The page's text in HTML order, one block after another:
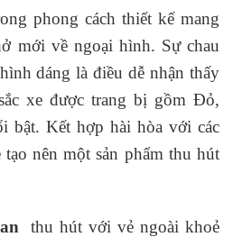
phong cách thiết kế mang
mới về ngoại hình. Sự chau
dáng là điều dễ nhận thấy
xe được trang bị gồm Đỏ,
bật. Kết hợp hài hòa với các
nên một sản phẩm thu hút
thu hút với vẻ ngoài khoẻ